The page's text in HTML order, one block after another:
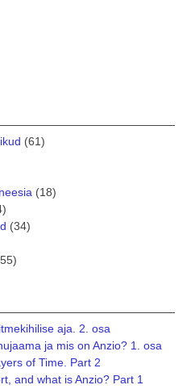
(61)
(18)
(34)
aja. 2. osa
ja mis on Anzio? 1. osa
of Time. Part 2
and what is Anzio? Part 1